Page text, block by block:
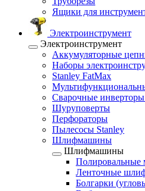
Ящики для
Электроинструмент
Электроинструмент
Аккумуляторные
Наборы
Stanley FatMax
Сварочные инверторы
Шуруповерты
Перфораторы
Пылесосы Stanley
Шлифмашины
Шлифмашины
Ленточные
Болгарки